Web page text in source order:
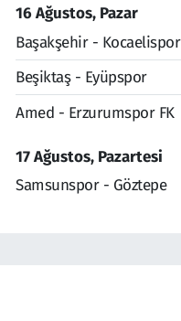
16 Ağustos, Pazar
Başakşehir - Kocaelispor
Beşiktaş - Eyüpspor
Amed - Erzurumspor FK
17 Ağustos, Pazartesi
Samsunspor - Göztepe